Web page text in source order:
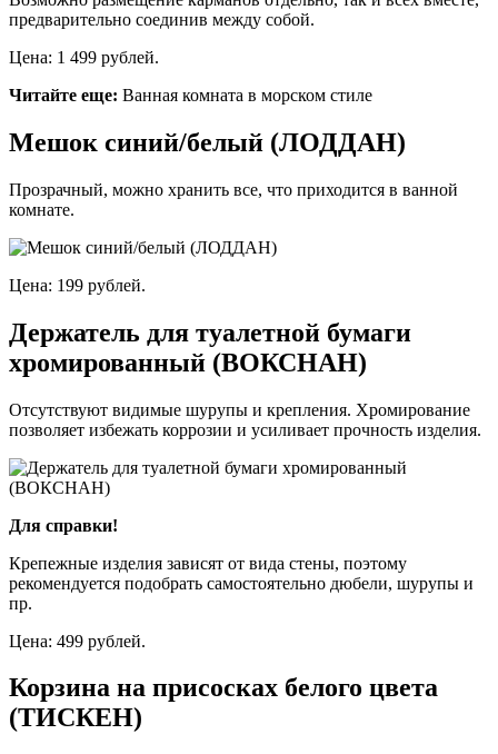
предварительно соединив между собой.
Цена: 1 499 рублей.
Читайте еще: Ванная комната в морском стиле
Мешок синий/белый (ЛОДДАН)
Прозрачный, можно хранить все, что приходится в ванной
комнате.
Цена: 199 рублей.
Держатель для туалетной бумаги
хромированный (ВОКСНАН)
Отсутствуют видимые шурупы и крепления. Хромирование
позволяет избежать коррозии и усиливает прочность изделия.
Для справки!
Крепежные изделия зависят от вида стены, поэтому
рекомендуется подобрать самостоятельно дюбели, шурупы и
пр.
Цена: 499 рублей.
Корзина на присосках белого цвета
(ТИСКЕН)